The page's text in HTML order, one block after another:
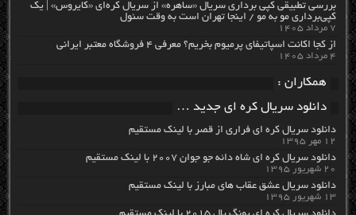
بررسی تطبیقی کپی برداری سریال «ساهره» از سریال کره‌ای «کایروس» | یک
کپی‌برداری مو به مو / اینجا تهران است به وقت سئول
۷ مرداد ۱۴۰۵
از کجا اکانت اسپاتیفای پرمیوم بخریم؟ معرفی ۴ فروشگاه معتبر ایرانی
۴ مرداد ۱۴۰۵
همکاران :
دانلود سریال کره ای جدید …
دانلود سریال کره ای فراری از قصر با لینک مستقیم
۱۲ مهر ۱۳۹۵
دانلود سریال کره ای شاه دائه جو جوان ۲۰۰۷ با لینک مستقیم
۲۰ شهریور ۱۳۹۵
دانلود سریال عشق عقاب های مبارز با لینک مستقیم
۱۳ شهریور ۱۳۹۵